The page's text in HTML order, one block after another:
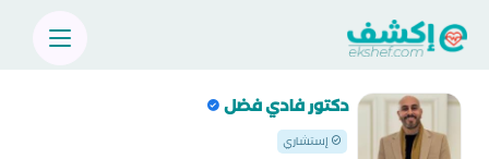
دكتور فادي فضل
إستشاري